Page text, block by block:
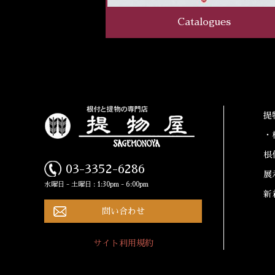
Catalogues
03-3352-6286
水曜日 - 土曜日 : 1:30pm - 6:00pm
問い合わせ
サイト利用規約
提
根
展
新